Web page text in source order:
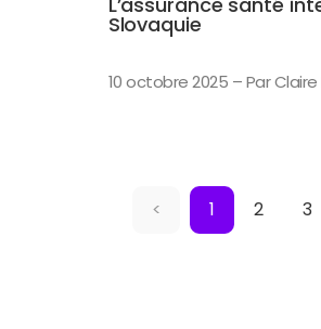
Slovaquie
10 octobre 2025 – Par Claire
< 1 2 3